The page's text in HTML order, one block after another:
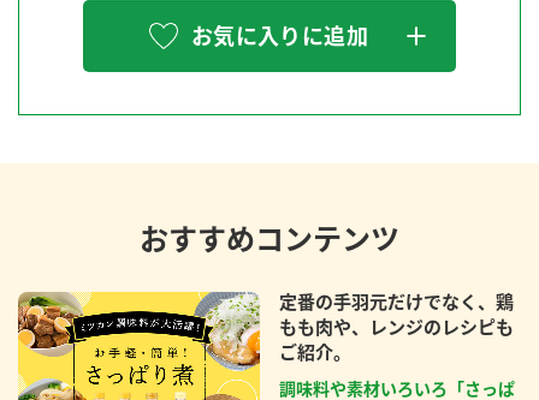
お気に入りに追加
おすすめコンテンツ
定番の手羽元だけでなく、鶏
もも肉や、レンジのレシピも
ご紹介。
調味料や素材いろいろ「さっぱ